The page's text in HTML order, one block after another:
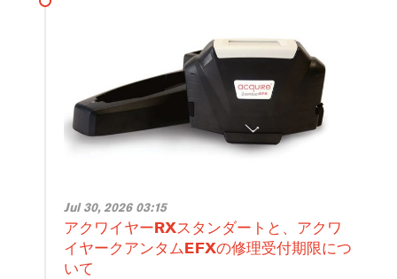
Jul 30, 2026 03:15
アクワイヤーRXスタンダートと、アクワ
イヤークアンタムEFXの修理受付期限につ
いて